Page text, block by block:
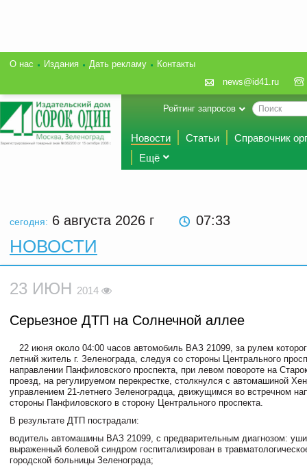
О нас Издания Дать рекламу
Контакты
news@id41.ru
Рейтинг запросов
Новости Статьи
Справочник
Ещё
сегодня: 6 августа 2026 г 07:33
НОВОСТИ
23 ИЮН 2014
Серьезное ДТП на Солнечной аллее
22 июня около 04:00 часов автомобиль ВАЗ 21099, за рулем
летний житель г. Зеленограда, следуя со стороны Центрального
направлении Панфиловского проспекта, при левом повороте на
проезд, на регулируемом перекрестке, столкнулся с автомашиной
управлением 21-летнего Зеленоградца, движущимся во встречном
стороны Панфиловского в сторону Центрального проспекта.
В результате ДТП пострадали:
водитель автомашины ВАЗ 21099, с предварительным диагнозом:
выраженный болевой синдром госпитализирован в травматологическ
городской больницы Зеленограда;